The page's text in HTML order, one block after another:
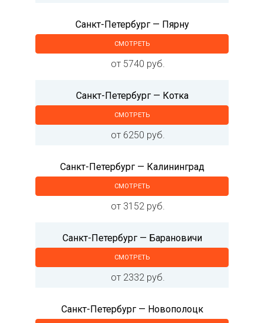
Санкт-Петербург — Пярну
СМОТРЕТЬ
от 5740 руб.
Санкт-Петербург — Котка
СМОТРЕТЬ
от 6250 руб.
Санкт-Петербург — Калининград
СМОТРЕТЬ
от 3152 руб.
Санкт-Петербург — Барановичи
СМОТРЕТЬ
от 2332 руб.
Санкт-Петербург — Новополоцк